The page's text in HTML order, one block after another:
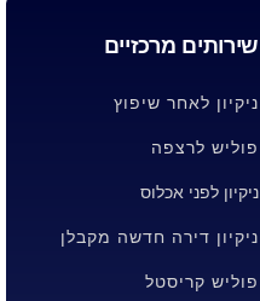
שירותים מרכזיים
ניקיון לאחר שיפוץ
פוליש לרצפה
ניקיון לפני אכלוס
ניקיון דירה חדשה מקבלן
פוליש קריסטל